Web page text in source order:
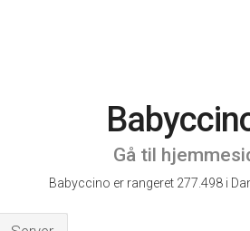
Gå til
Babyccino er rangeret 277.498 i